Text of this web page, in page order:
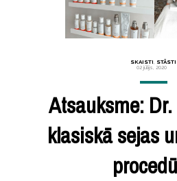
SKAISTI STĀSTI
02 jūlijs, 2020
Atsauksme:
klasiskā sejas